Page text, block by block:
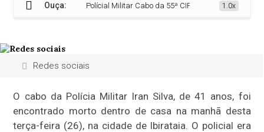
Ouça: Polícial Militar Cabo da 55ª CIPM é encontrado sem
1.0x
Redes sociais
O cabo da Polícia Militar Iran Silva, de 41 anos, foi
encontrado morto dentro de casa na manhã desta
terça-feira (26), na cidade de Ibirataia. O policial era